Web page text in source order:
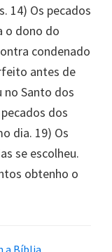
14) Os pecados
o dono do
condenado
antes de
no Santo dos
dos
dia. 19) Os
se escolheu.
obtenho o